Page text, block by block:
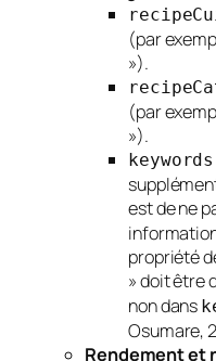
(par
»).
(par
»).
keywords
est de ne
propriété
» doit être
non dans
Osumare,
Rendement et